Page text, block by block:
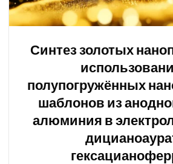
Синтез золотых
полупогружённых
шаблонов из
алюминия в